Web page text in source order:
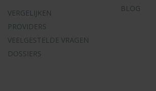
VERGELIJKEN
PROVIDERS
VEELGESTELDE VRAGEN
DOSSIERS
BLOG